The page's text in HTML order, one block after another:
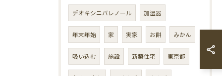
デオキシニバレノール 加湿器
年末年始 家 実家 お餅 みかん
吸い込む 施設 新築住宅 東京都